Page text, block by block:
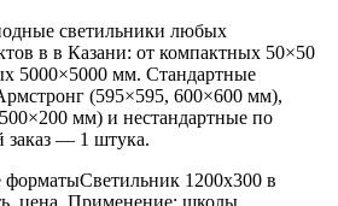
светильники любых
в в Казани: от компактных 50×50
5000×5000 мм. Стандартные
(595×595, 600×600 мм),
мм) и нестандартные по
— 1 штука.
форматыСветильник 1200x300 в